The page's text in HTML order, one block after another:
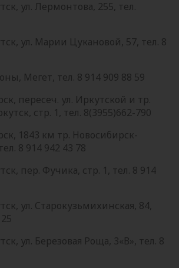
ул. Лермонтова, 255, тел.
ул. Марии Цукановой, 57, тел. 8
Мегет, тел. 8 914 909 88 59
пересеч. ул. Иркутской и тр.
стр. 1, тел. 8(3955)662-790
1843 км тр. Новосибирск-
8 914 942 43 78
пер. Фучика, стр. 1, тел. 8 914
ул. Старокузьмихинская, 84,
ул. Березовая Роща, 3«В», тел. 8